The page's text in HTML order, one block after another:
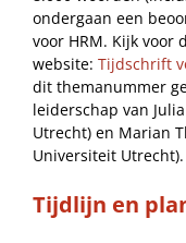
ondergaan een
voor HRM. Kijk
website: Tijdschrift
dit themanummer
leiderschap van
Utrecht) en Marian
Universiteit Utrecht).
Tijdlijn en